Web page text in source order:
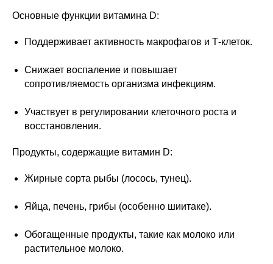
Основные функции витамина D:
Поддерживает активность макрофагов и Т-клеток.
Снижает воспаление и повышает
сопротивляемость организма инфекциям.
Участвует в регулировании клеточного роста и
восстановления.
Продукты, содержащие витамин D:
Жирные сорта рыбы (лосось, тунец).
Яйца, печень, грибы (особенно шиитаке).
Обогащенные продукты, такие как молоко или
растительное молоко.